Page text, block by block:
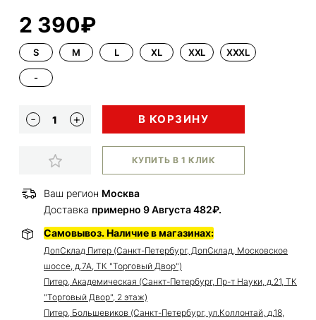
2 390₽
S M L XL XXL XXXL
-
В КОРЗИНУ
КУПИТЬ В 1 КЛИК
Ваш регион Москва
Доставка примерно 9 Августа 482₽.
Самовывоз. Наличие в магазинах:
ДопСклад Питер (Санкт-Петербург, ДопСклад, Московское
шоссе, д.7А, ТК "Торговый Двор")
Питер, Академическая (Санкт-Петербург, Пр-т Науки, д.21, ТК
"Торговый Двор", 2 этаж)
Питер, Большевиков (Санкт-Петербург, ул.Коллонтай, д.18,